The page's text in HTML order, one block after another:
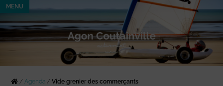
MENU
/Agenda /Vide grenier des commerçants